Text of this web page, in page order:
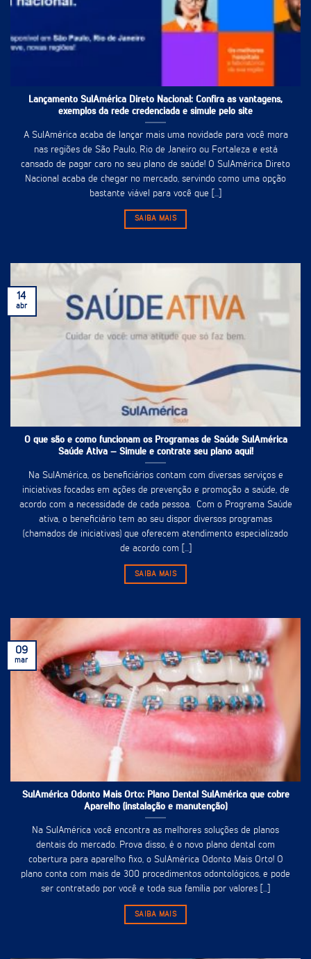
Lançamento SulAmérica Direto Nacional: Confira as vantagens,
exemplos da rede credenciada e simule pelo site
A SulAmérica acaba de lançar mais uma novidade para você mora
nas regiões de São Paulo, Rio de Janeiro ou Fortaleza e está
cansado de pagar caro no seu plano de saúde! O SulAmérica Direto
Nacional acaba de chegar no mercado, servindo como uma opção
bastante viável para você que [...]
SAIBA MAIS
O que são e como funcionam os Programas de Saúde SulAmérica
Saúde Ativa – Simule e contrate seu plano aqui!
Na SulAmérica, os beneficiários contam com diversas serviços e
iniciativas focadas em ações de prevenção e promoção a saúde, de
acordo com a necessidade de cada pessoa. Com o Programa Saúde
ativa, o beneficiário tem ao seu dispor diversos programas
(chamados de iniciativas) que oferecem atendimento especializado
de acordo com [...]
SAIBA MAIS
14
abr
SulAmérica Odonto Mais Orto: Plano Dental SulAmérica que cobre
Aparelho (instalação e manutenção)
Na SulAmérica você encontra as melhores soluções de planos
dentais do mercado. Prova disso, é o novo plano dental com
cobertura para aparelho fixo, o SulAmérica Odonto Mais Orto! O
plano conta com mais de 300 procedimentos odontológicos, e pode
ser contratado por você e toda sua família por valores [...]
SAIBA MAIS
09
mar